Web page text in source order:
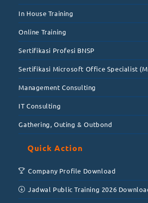
In House Training
Online Training
Sertifikasi Profesi BNSP
Sertifikasi Microsoft Office Specialist
Management Consulting
IT Consulting
Gathering, Outing & Outbond
Quick Action
Company Profile Download
Jadwal Public Training 2026